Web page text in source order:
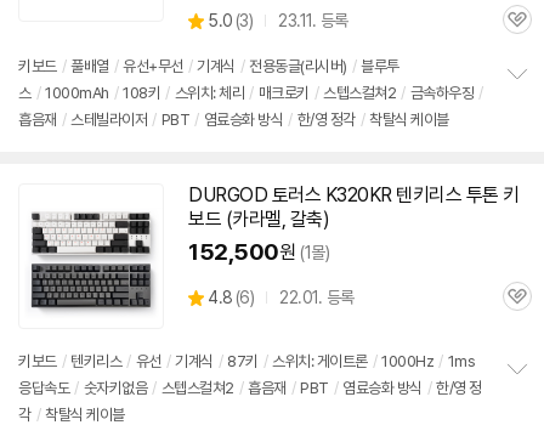
별
점
5.0 (상
리
뷰
3) 23.11. 등록
관
키보드 / 풀배열 / 유선+무선 / 기계식 / 전용동글(리시버) / 블루투
스 / 1000mAh / 108키 / 스위치: 체리 / 매크로키 / 스텝스컬쳐2 / 금속하우징 /
흡음재 / 스테빌라이저 / PBT / 염료승화 방식 / 한/영 정각 / 착탈식 케이블
기
DURGOD 토러스 K320KR 텐키리스 투톤 키
보드 (카라멜, 갈축)
152,500원 (1몰)
별
4.8 (상
6) 22.01. 등록
관
키보드 / 텐키리스 / 유선 / 기계식 / 87키 / 스위치: 게이트론 / 1000Hz / 1ms
응답속도 / 숫자키없음 / 스텝스컬쳐2 / 흡음재 / PBT / 염료승화 방식 / 한/영 정
각 / 착탈식 케이블